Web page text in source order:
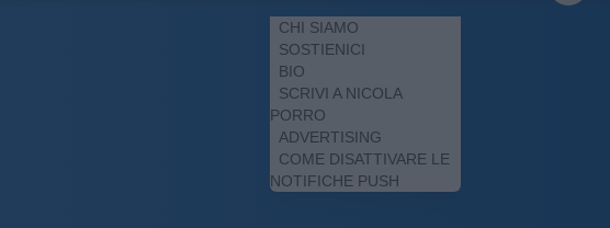
CHI SIAMO
SOSTIENICI
BIO
SCRIVI A NICOLA
PORRO
ADVERTISING
COME DISATTIVARE LE
NOTIFICHE PUSH